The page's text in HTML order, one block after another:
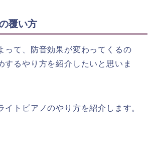
覆い方
って、防音効果が変わってくるの
するやり方を紹介したいと思いま
イトピアノのやり方を紹介します。